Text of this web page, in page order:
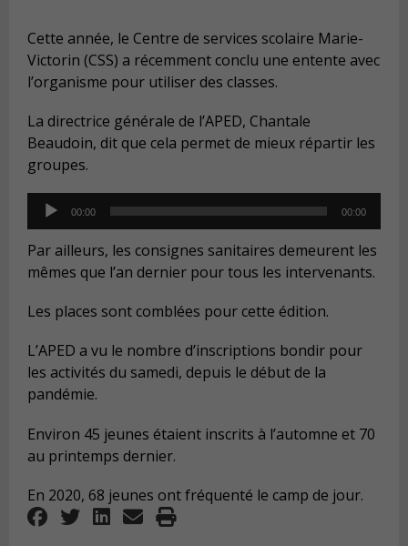
Cette année, le Centre de services scolaire Marie-
Victorin (CSS) a récemment conclu une entente avec
l’organisme pour utiliser des classes.
La directrice générale de l’APED, Chantale
Beaudoin, dit que cela permet de mieux répartir les
groupes.
Audio
Player
00:00 00:00
Par ailleurs, les consignes sanitaires demeurent les
mêmes que l’an dernier pour tous les intervenants.
Les places sont comblées pour cette édition.
L’APED a vu le nombre d’inscriptions bondir pour
les activités du samedi, depuis le début de la
pandémie.
Environ 45 jeunes étaient inscrits à l’automne et 70
au printemps dernier.
En 2020, 68 jeunes ont fréquenté le camp de jour.